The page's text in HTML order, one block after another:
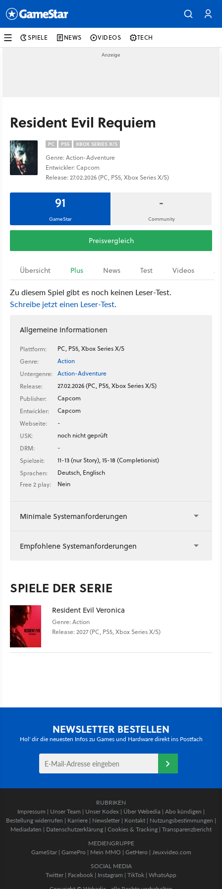
SPIELE NEWS VIDEOS TECH
Resident Evil Requiem
PC PS5 XBOX SERIES X/S
Genre: Action-Adventure
Entwickler: Capcom
Release: 27.02.2026 (PC, PS5, Xbox Series X/S)
91
GameStar
-
Community
Preisvergleich
Übersicht Plus News Test Videos
Zu diesem Spiel gibt es noch keinen Leser-Test.
Schreibe jetzt einen Leser-Test.
Allgemeine Informationen
Plattform:
PC, PS5, Xbox Series X/S
Genre:
Action
Untergenre:
Action-Adventure
Release:
27.02.2026 (PC, PS5, Xbox Series X/S)
Publisher:
Capcom
Entwickler:
Capcom
Webseite:
-
USK:
noch nicht geprüft
DRM:
-
Spielzeit:
11-13 (nur Story), 15-18 (Completionist)
Sprachen:
Deutsch, Englisch
Free 2 play:
Nein
Minimale Systemanforderungen
Empfohlene Systemanforderungen
SPIELE DER SERIE
Resident Evil Veronica
Genre: Action
Release: 2027 (PC, PS5, Xbox Series X/S)
NEWSLETTER BESTELLEN
Hol' dir die neuesten Infos zu Games und Hardware direkt ins Postfach
RUBRIKEN
Impressum | Unser Team | Unser Kodex | Über Webedia | Abo kündigen |
Bestellung widerrufen | Karriere | Newsletter | Kontakt | Nutzungsbestimmungen |
Mediadaten | Datenschutzerklärung | Cookies & Tracking | Transparenzbericht
MEDIENGRUPPE
GameStar| GamePro | Mein MMO | GetHero | Jeuxvideo.com
SOCIAL MEDIA
Twitter | Facebook | Instagram | TikTok | WhatsApp